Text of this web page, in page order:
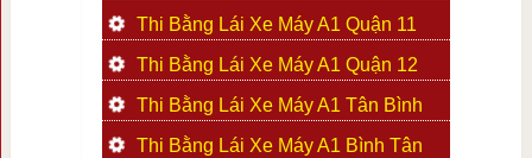
Thi Bằng Lái Xe Máy A1 Quận 11
Thi Bằng Lái Xe Máy A1 Quận 12
Thi Bằng Lái Xe Máy A1 Tân Bình
Thi Bằng Lái Xe Máy A1 Bình Tân